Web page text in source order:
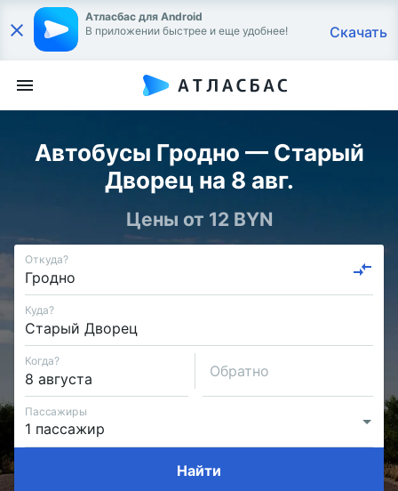
Атласбас для Android
В приложении быстрее и еще удобнее!
Скачать
Автобусы Гродно — Старый
Дворец на 8 авг.
Цены от 12 BYN
Откуда?
Куда?
Когда?
Обратно
Пассажиры
Найти